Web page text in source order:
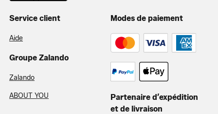
Service client
Aide
Groupe Zalando
Zalando
ABOUT YOU
Modes de paiement
Partenaire d’expédition
et de livraison